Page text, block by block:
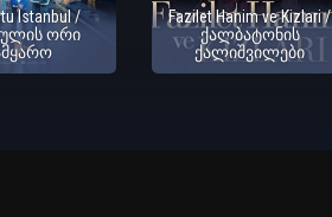
Istanbul /
ორი
Fazilet Hanim ve Kizlari /
ქალბატონის
ქალიშვილები